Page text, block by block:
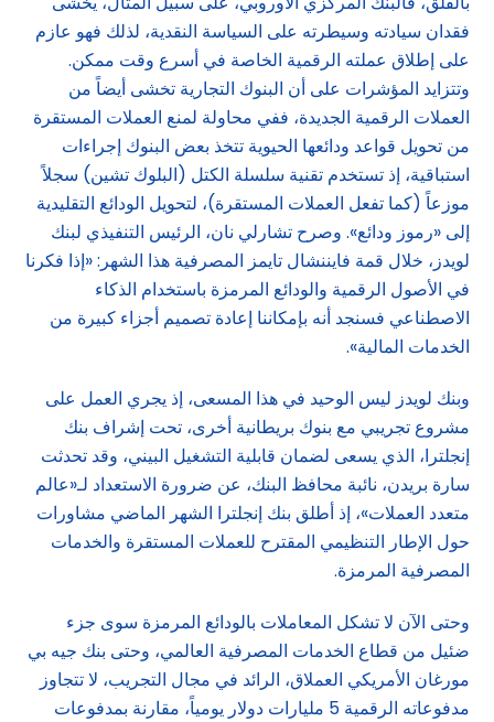
فقدان سيادته وسيطرته على السياسة النقدية، لذلك فهو عازم
على إطلاق عملته الرقمية الخاصة في أسرع وقت ممكن.
وتتزايد المؤشرات على أن البنوك التجارية تخشى أيضاً من
العملات الرقمية الجديدة، ففي محاولة لمنع العملات المستقرة
من تحويل قواعد ودائعها الحيوية تتخذ بعض البنوك إجراءات
استباقية، إذ تستخدم تقنية سلسلة الكتل (البلوك تشين) سجلاً
موزعاً (كما تفعل العملات المستقرة)، لتحويل الودائع التقليدية
إلى «رموز ودائع». وصرح تشارلي نان، الرئيس التنفيذي لبنك
لويدز، خلال قمة فايننشال تايمز المصرفية هذا الشهر: «إذا فكرنا
في الأصول الرقمية والودائع المرمزة باستخدام الذكاء
الاصطناعي فسنجد أنه بإمكاننا إعادة تصميم أجزاء كبيرة من
الخدمات المالية».
وبنك لويدز ليس الوحيد في هذا المسعى، إذ يجري العمل على
مشروع تجريبي مع بنوك بريطانية أخرى، تحت إشراف بنك
إنجلترا، الذي يسعى لضمان قابلية التشغيل البيني، وقد تحدثت
سارة بريدن، نائبة محافظ البنك، عن ضرورة الاستعداد لـ«عالم
متعدد العملات»، إذ أطلق بنك إنجلترا الشهر الماضي مشاورات
حول الإطار التنظيمي المقترح للعملات المستقرة والخدمات
المصرفية المرمزة.
وحتى الآن لا تشكل المعاملات بالودائع المرمزة سوى جزء
ضئيل من قطاع الخدمات المصرفية العالمي، وحتى بنك جيه بي
مورغان الأمريكي العملاق، الرائد في مجال التجريب، لا تتجاوز
مدفوعاته الرقمية 5 مليارات دولار يومياً، مقارنة بمدفوعات